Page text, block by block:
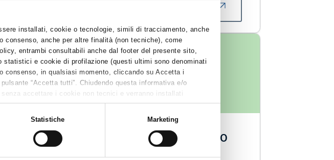
installati, cookie o tecnologie, simili di tracciamento, anche
anche per altre finalità (non tecniche), come
entrambi consultabili anche dal footer del presente sito,
e cookie di profilazione (questi ultimi sono denominati
consenso, in qualsiasi momento, cliccando su Accetta i
“Accetta tutti”. Chiudendo questa informativa e/o
accettare i cookie non tecnici e verranno installati
dall’art. 13 del Regolamento (UE) 2016/679, non riportate
Statistiche Marketing
AZIENDA AGRICOLA CARLO